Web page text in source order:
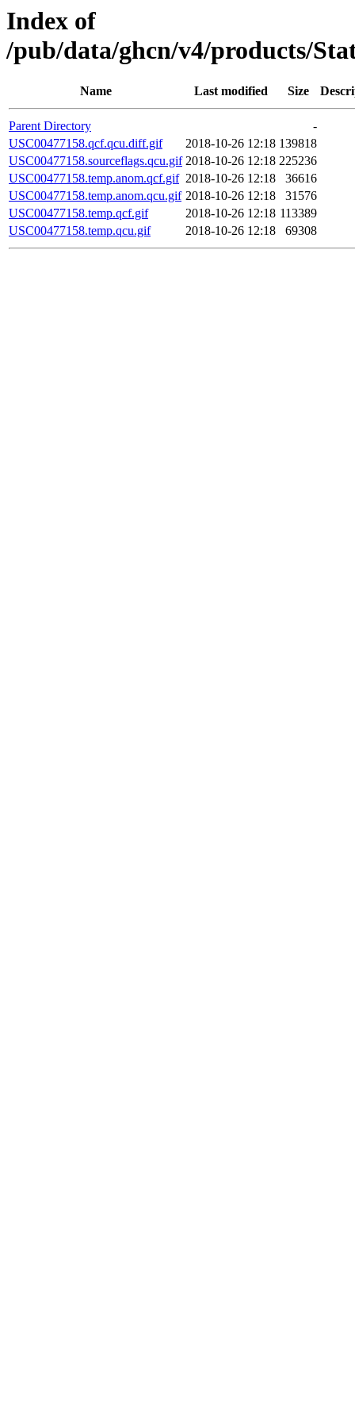
Index of
/pub/data/ghcn/v4/products/
Name Last modified Size
Parent Directory
-
USC00477158.qcf.qcu.diff.gif
2018-10-26 12:18 139818
USC00477158.sourceflags.qcu.gif 2018-10-26 12:18 225236
USC00477158.temp.anom.qcf.gif 2018-10-26 12:18
36616
USC00477158.temp.anom.qcu.gif 2018-10-26 12:18
31576
USC00477158.temp.qcf.gif
2018-10-26 12:18 113389
USC00477158.temp.qcu.gif
2018-10-26 12:18 69308